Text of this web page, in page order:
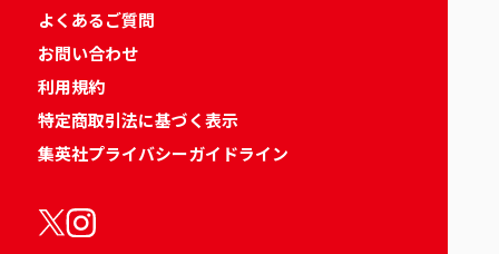
よくあるご質問
お問い合わせ
利用規約
特定商取引法に基づく表示
集英社プライバシーガイドライン